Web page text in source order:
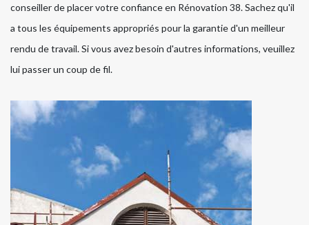
conseiller de placer votre confiance en Rénovation 38. Sachez qu'il
a tous les équipements appropriés pour la garantie d'un meilleur
rendu de travail. Si vous avez besoin d'autres informations, veuillez
lui passer un coup de fil.